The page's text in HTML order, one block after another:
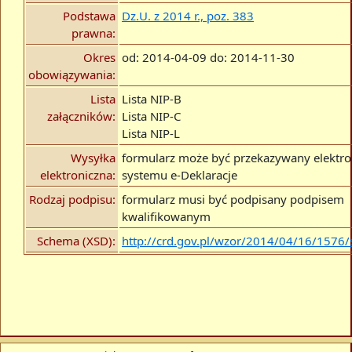
Podstawa
prawna:
Dz.U. z 2014 r., poz. 383
Okres
obowiązywania:
od: 2014-04-09 do: 2014-11-30
Lista
załączników:
Lista NIP-B
Lista NIP-C
Lista NIP-L
Wysyłka
elektroniczna:
formularz może być przekazywany
systemu e-Deklaracje
Rodzaj podpisu: formularz musi być podpisany podpisem
kwalifikowanym
Schema (XSD): http://crd.gov.pl/wzor/2014/04/16/1576/